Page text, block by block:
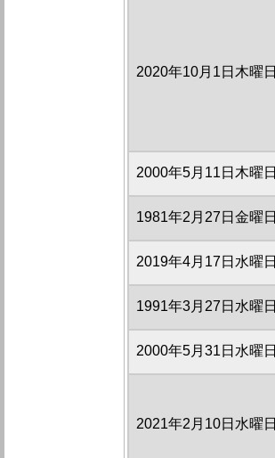
2020年10月1日木曜日
2000年5月11日木曜日
1981年2月27日金曜日
2019年4月17日水曜日
1991年3月27日水曜日
2000年5月31日水曜日
2021年2月10日水曜日